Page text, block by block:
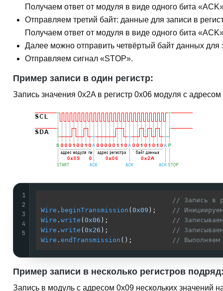
Получаем ответ от модуля в виде одного бита
Отправляем третий байт: данные для записи в
Получаем ответ от модуля в виде одного бита
Далее можно отправить четвёртый байт данных для
Отправляем сигнал «STOP»
Пример записи в один регистр:
Запись значения 0x2A в регистр 0x06 модуля с адресом
1
2
3
4
5
// Запись в
Wire
beginTransmission (0x09 );
//
Wire write (0x06 );
//
Wire write (0x26 );
//
Wire
endTransmission (); // Выполняем
Пример записи в несколько регистров
Запись в модуль с адресом 0x09 нескольких значений